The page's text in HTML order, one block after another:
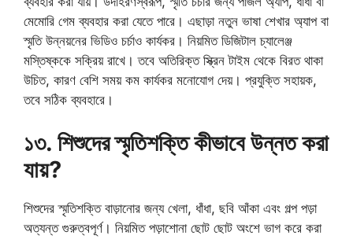
মেমোরি গেম ব্যবহার করা যেতে পারে। এছাড়া নতুন ভাষা শেখার অ্যাপ বা
স্মৃতি উন্নয়নের ভিডিও চর্চাও কার্যকর। নিয়মিত ডিজিটাল চ্যালেঞ্জ
মস্তিষ্ককে সক্রিয় রাখে। তবে অতিরিক্ত স্ক্রিন টাইম থেকে বিরত থাকা
উচিত, কারণ বেশি সময় কম কার্যকর মনোযোগ দেয়। প্রযুক্তি সহায়ক,
তবে সঠিক ব্যবহারে।
১৩. শিশুদের স্মৃতিশক্তি কীভাবে উন্নত করা
যায়?
শিশুদের স্মৃতিশক্তি বাড়ানোর জন্য খেলা, ধাঁধা, ছবি আঁকা এবং গল্প পড়া
অত্যন্ত গুরুত্বপূর্ণ। নিয়মিত পড়াশোনা ছোট ছোট অংশে ভাগ করে করা